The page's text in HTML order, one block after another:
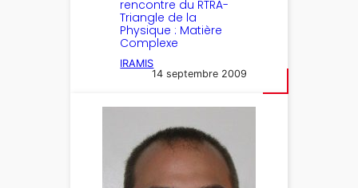
rencontre du RTRA-
Triangle de la
Physique : Matière
Complexe
IRAMIS
14 septembre 2009